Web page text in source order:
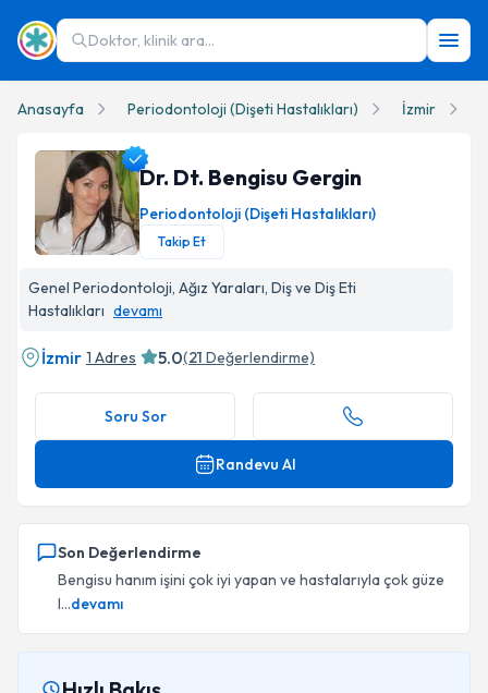
Doktor, klinik ara...
Anasayfa Periodontoloji (Dişeti Hastalıkları) İzmir
Dr. Dt. Bengisu Gergin
Periodontoloji (Dişeti Hastalıkları)
Takip Et
Genel Periodontoloji, Ağız Yaraları, Diş ve Diş Eti
Hastalıkları devamı
İzmir 1 Adres 5.0(21 Değerlendirme)
Soru Sor
Randevu Al
Son Değerlendirme
Bengisu hanım işini çok iyi yapan ve hastalarıyla çok güze
l...devamı